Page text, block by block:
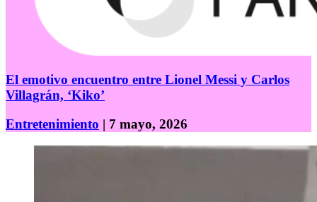
El emotivo encuentro entre Lionel Messi y Carlos
Villagrán, ‘Kiko’
Entretenimiento | 7 mayo, 2026